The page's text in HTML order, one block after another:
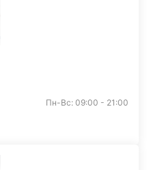
Пн-Вс: 09:00 - 21:00